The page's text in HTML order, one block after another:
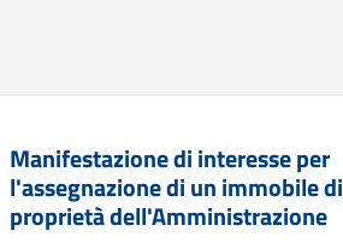
Manifestazione di interesse per
l'assegnazione di un immobile di
proprietà dell'Amministrazione